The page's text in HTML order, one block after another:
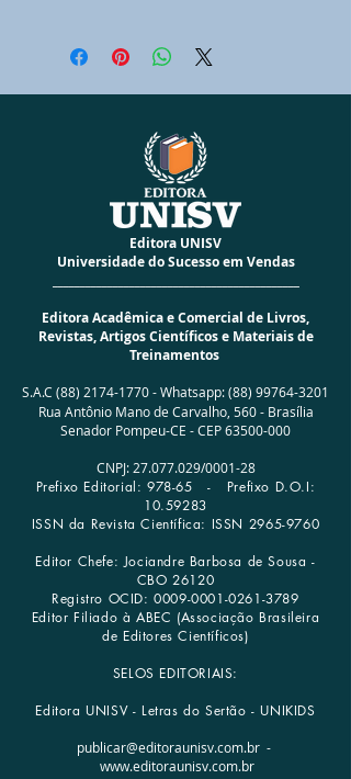
Silva,
Fernanda do Nascimento Sousa,
Marcelo Gomes da Silva
D.O.I.: 10.5281/zenodo.11158309
ISBN : 978-65-85898-52-2
Cód Barras: 978-65-85898-52-2
Cód. BISAC: EDU000000 -
CDD: 370
CDU: 24-206525
Altura: 23 cm
Largura: 16 cm
Peso: 0,320 Kg
Acabamento: Especial Brochura
Número da Edição: 01
Data de Publicação: 07/05/2024
Data de Lançamento: 08/05/2024
Número de Páginas: 72
Editora UNISV
Universidade do Sucesso em Vendas
Editora Acadêmica e Comercial de Livros,
Revistas, Artigos Científicos e Materiais de
Treinamentos
S.A.C (88) 2174-1770-Whatsapp:(88) 99764-3201
Rua Antônio Mano de Carvalho, 560 - Brasília
Senador Pompeu-CE - CEP63500-000
CNPJ: 27.077.029/0001­-28
Prefixo Editorial: 978-65 - Prefixo D.O.I:
10.59283
ISSN da Revista Científica: ISSN 2965-9760
Editor Chefe: Jociandre Barbosa de Sousa -
CBO 26120
Registro OCID:0009-0001-0261-3789
Editor Filiado à ABEC (Associação Brasileira
de Editores Científicos)
SELOS EDITORIAIS:
Editora UNISV - Letras do Sertão - UNIKIDS
publicar@editoraunisv.com.br -
www.editoraunisv.com.br